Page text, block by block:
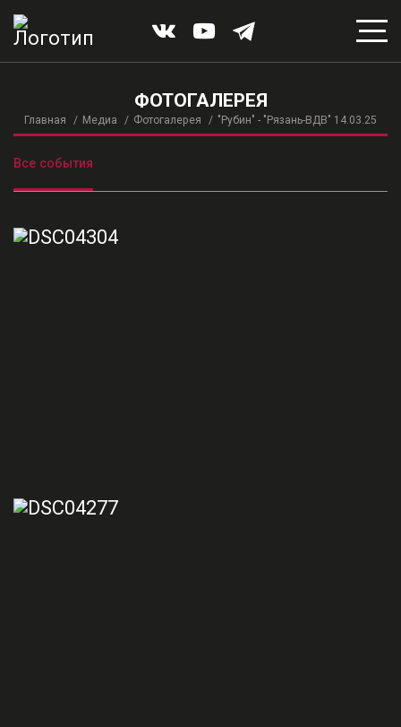
ФОТОГАЛЕРЕЯ
Главная Медиа Фотогалерея "Рубин" - "Рязань-ВДВ" 14.03.25
Все события